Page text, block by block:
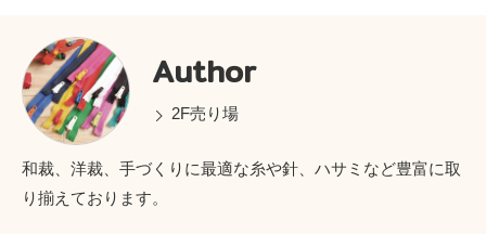
Author
2F売り場
和裁、洋裁、手づくりに最適な糸や針、ハサミなど豊富に取
り揃えております。